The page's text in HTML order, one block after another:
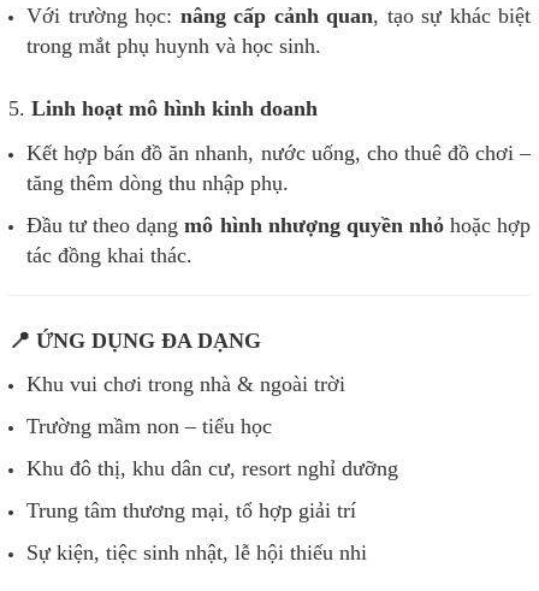
Với trường học: nâng cấp cảnh quan, tạo sự khác biệt
trong mắt phụ huynh và học sinh.
5. Linh hoạt mô hình kinh doanh
Kết hợp bán đồ ăn nhanh, nước uống, cho thuê đồ chơi –
tăng thêm dòng thu nhập phụ.
Đầu tư theo dạngmô hình nhượng quyền nhỏhoặc hợp
tác đồng khai thác.
📍 ỨNG DỤNG ĐA DẠNG
Khu vui chơi trong nhà & ngoài trời
Trường mầm non – tiểu học
Khu đô thị, khu dân cư, resort nghỉ dưỡng
Trung tâm thương mại, tổ hợp giải trí
Sự kiện, tiệc sinh nhật, lễ hội thiếu nhi